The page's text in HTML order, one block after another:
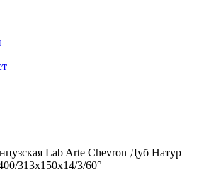
Lab Arte Chevron Дуб Натур
313х150х14/3/60°